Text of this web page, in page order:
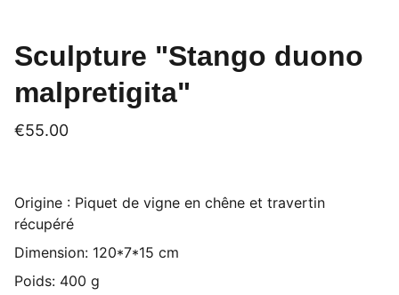
Sculpture "Stango duono
malpretigita"
€55.00
Origine : Piquet de vigne en chêne et travertin
récupéré
Dimension: 120*7*15 cm
Poids: 400 g